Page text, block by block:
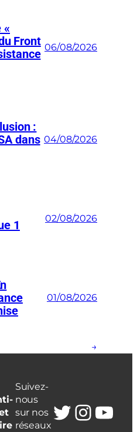
«
Front 06/08/2026
:
dans 04/08/2026
1
02/08/2026
01/08/2026
→
Suivez-
nous
sur nos
réseaux
Twitter